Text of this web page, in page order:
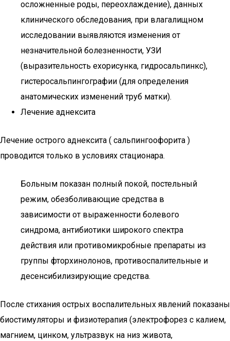
осложненные роды, переохлаждение), данных
клинического обследования, при влагалищном
исследовании выявляются изменения от
незначительной болезненности, УЗИ
(выразительность ехорисунка, гидросальпинкс),
гистеросальпингографии (для определения
анатомических изменений труб матки).
Лечение аднексита
Лечение острого аднексита ( сальпингоофорита )
проводится только в условиях стационара.
Больным показан полный покой, постельный
режим, обезболивающие средства в
зависимости от выраженности болевого
синдрома, антибиотики широкого спектра
действия или противомикробные препараты из
группы фторхинолонов, противоспалительные и
десенсибилизирующие средства.
После стихания острых воспалительных явлений показаны
биостимуляторы и физиотерапия (электрофорез с калием,
магнием, цинком, ультразвук на низ живота,